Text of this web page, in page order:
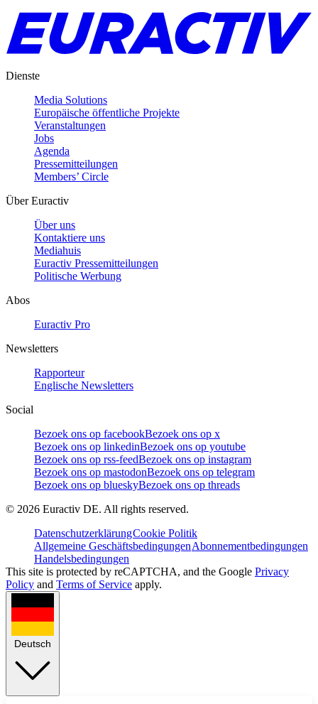
Dienste
Media Solutions
Europäische öffentliche Projekte
Veranstaltungen
Jobs
Agenda
Pressemitteilungen
Members’ Circle
Über Euractiv
Über uns
Kontaktiere uns
Mediahuis
Euractiv Pressemitteilungen
Politische Werbung
Abos
Euractiv Pro
Newsletters
Rapporteur
Englische Newsletters
Social
Bezoek ons op facebookBezoek ons op x
Bezoek ons op linkedinBezoek ons op youtube
Bezoek ons op rss-feedBezoek ons op instagram
Bezoek ons op mastodonBezoek ons op telegram
Bezoek ons op blueskyBezoek ons op threads
© 2026 Euractiv DE. All rights reserved.
DatenschutzerklärungCookie Politik
Allgemeine GeschäftsbedingungenAbonnementbedingungen
Handelsbedingungen
This site is protected by reCAPTCHA, and the Google Privacy
Policy and Terms of Service apply.
Deutsch